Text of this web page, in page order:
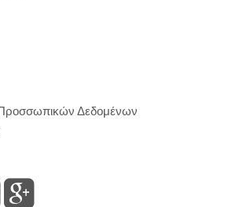
Δεδομένων